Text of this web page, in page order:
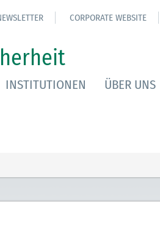
CORPORATE WEBSITE
INSTITUTIONEN ÜBER UNS